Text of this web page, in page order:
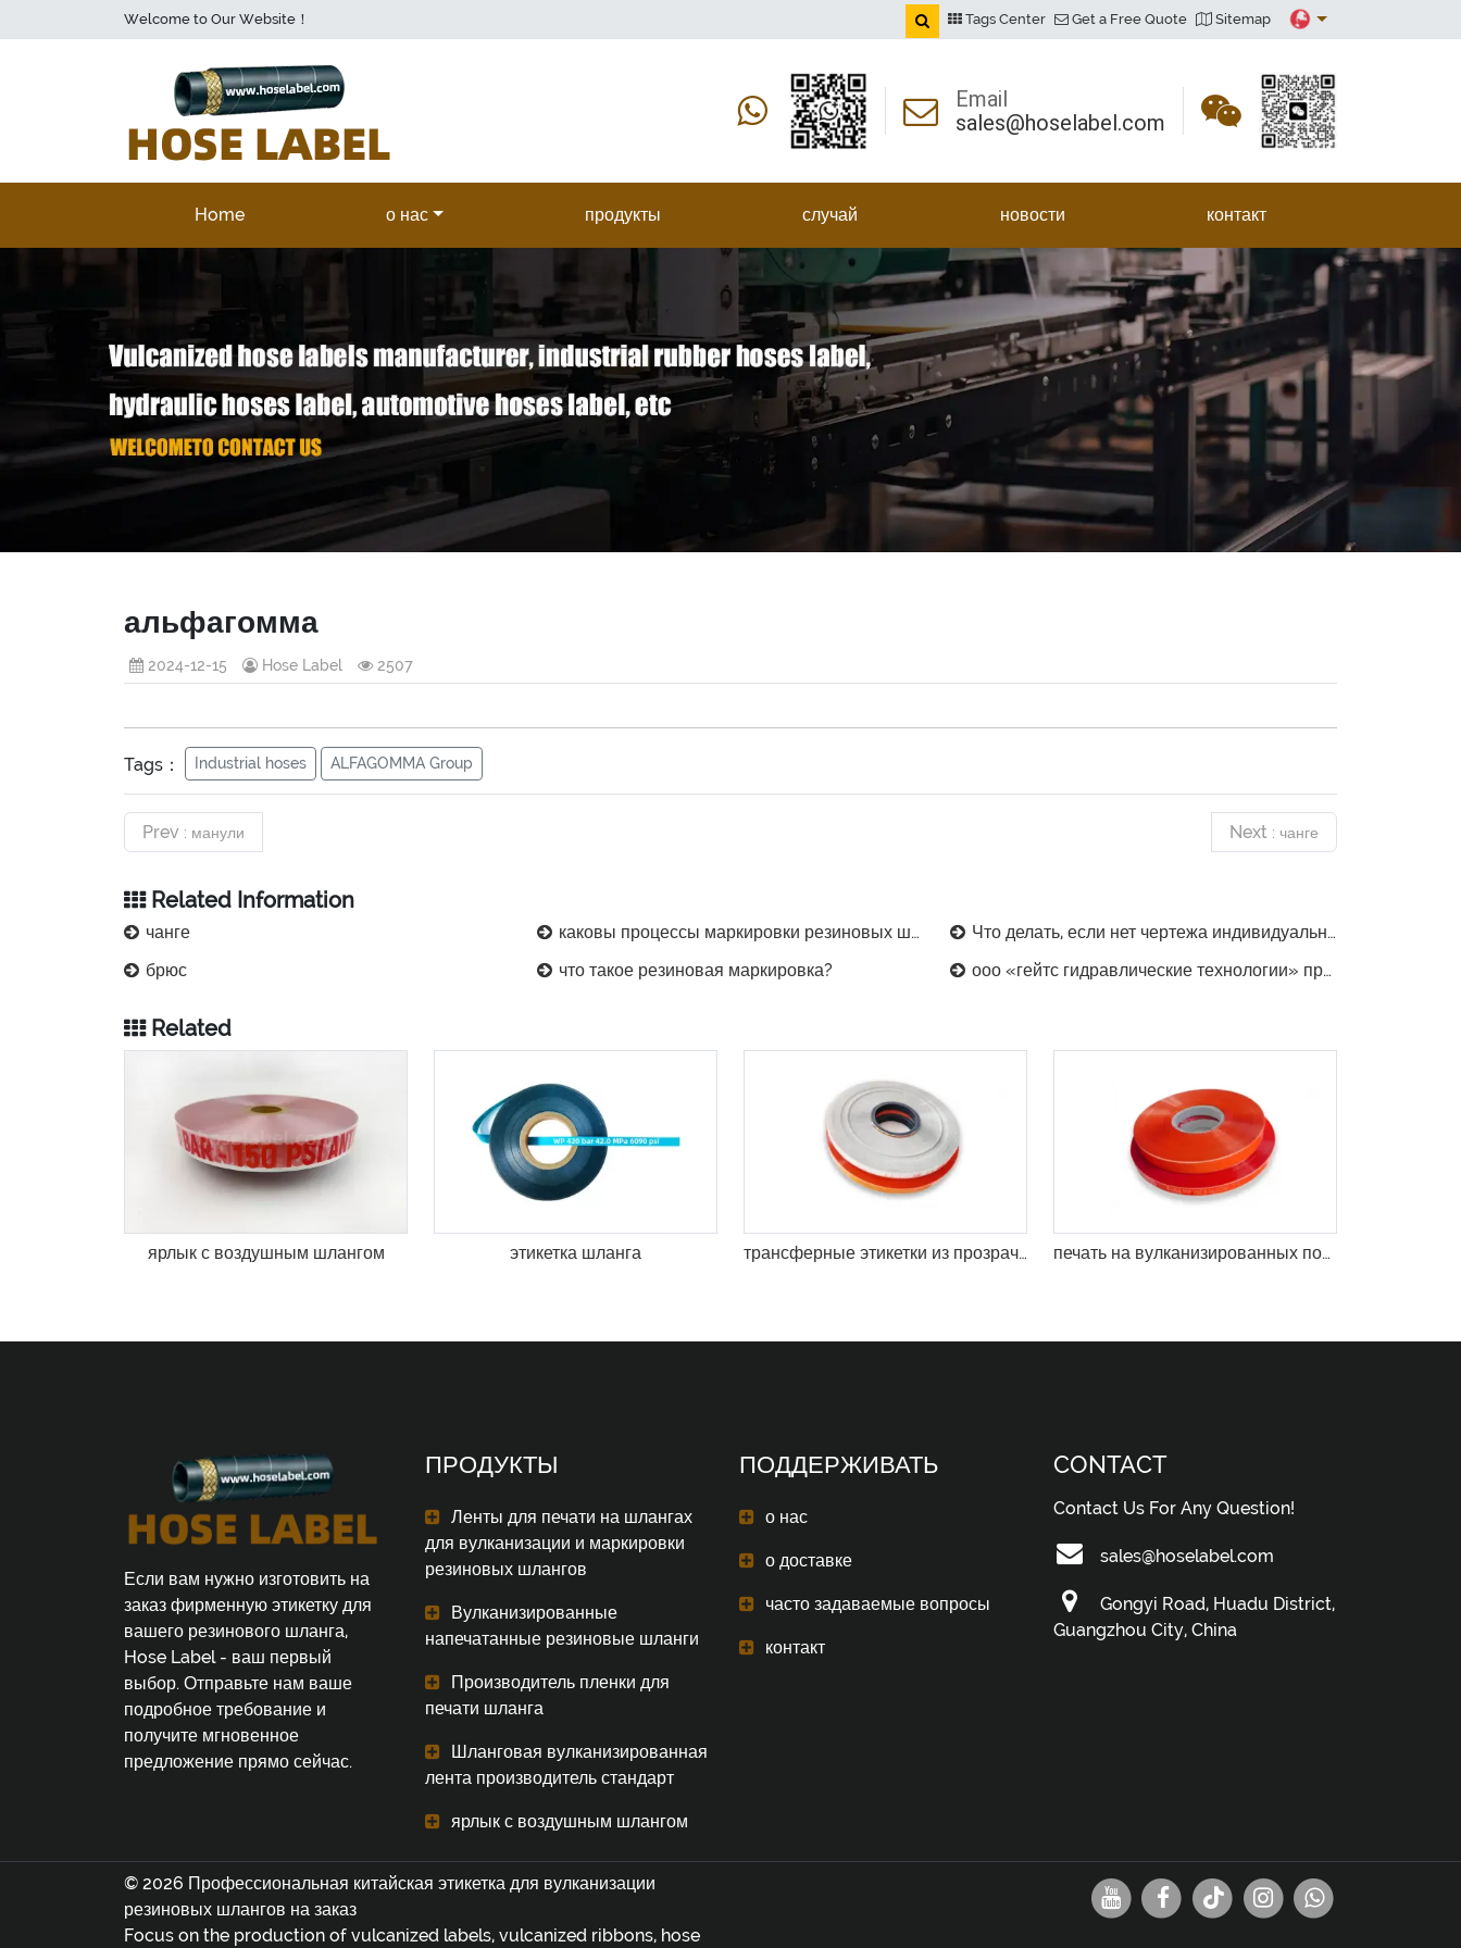
Welcome to Our Website！ Tags Center Get a Free Quote Sitemap
Email
sales@hoselabel.com
Home о нас продукты случай новости контакт
альфагомма
2024-12-15 Hose Label 2507
Tags： Industrial hoses ALFAGOMMA Group
Prev : манули Next : чанге
Related Information
чанге каковы процессы маркировки резиновых шлангов?
Что делать, если нет чертежа индивидуальной этикетки для резиновых трубок?
брюс
что такое резиновая маркировка? ооо «гейтс гидравлические технологии» продукция
Related
ярлык с воздушным шлангом этикетка шланга трансферные этикетки из прозрачных вулканизированных полосок печать на вулканизированных полосах шланга
Если вам нужно изготовить на
заказ фирменную этикетку для
вашего резинового шланга,
Hose Label - ваш первый
выбор. Отправьте нам ваше
подробное требование и
получите мгновенное
предложение прямо сейчас.
ПРОДУКТЫ
Ленты для печати на шлангах
для вулканизации и маркировки
резиновых шлангов
Вулканизированные
напечатанные резиновые шланги
Производитель пленки для
печати шланга
Шланговая вулканизированная
лента производитель стандарт
ярлык с воздушным шлангом
ПОДДЕРЖИВАТЬ
о нас
о доставке
часто задаваемые вопросы
контакт
CONTACT
Contact Us For Any Question!
sales@hoselabel.com
Gongyi Road, Huadu District,
Guangzhou City, China
© 2026 Профессиональная китайская этикетка для вулканизации
резиновых шлангов на заказ
Focus on the production of vulcanized labels, vulcanized ribbons, hose